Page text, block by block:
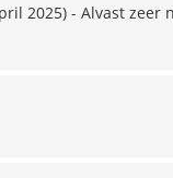
2025) - Alvast zeer